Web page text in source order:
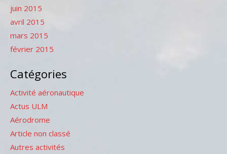
juin 2015
avril 2015
mars 2015
février 2015
Catégories
Activité aéronautique
Actus ULM
Aérodrome
Article non classé
Autres activités